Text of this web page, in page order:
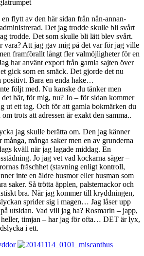
flytt av den här sidan från nån-annan-
Det jag trodde skulle bli svårt
trodde. Det som skulle bli lätt blev svårt.
vara? Att jag gav mig på det var för jag ville
framförallt långt fler valmöjligheter för en
har använt export från gamla sajten över
gick som en smäck. Det gjorde det nu
positivt. Bara en enda hake…
följt med. Nu kanske du tänker men
här, för mig, nu? Jo – för sidan kommer
ut ett tag. Och för att gamla bokmärken du
trots att adressen är exakt den samma..
jag skulle berätta om. Den jag känner
många saker men en av grunderna
kväll när jag lagade middag. En
Jo jag vet vad kockarna säger –
fräschhet (stavning enligt kontroll,
inte en äldre husmor eller husman som
saker. Så trötta äpplen, palsternackor och
bra. När jag kommer till kryddningen,
sprider sig i magen… Jag låser upp
utsidan. Vad vill jag ha? Rosmarin – japp,
heller, timjan – har jag för ofta… DET är lyx,
i ett.